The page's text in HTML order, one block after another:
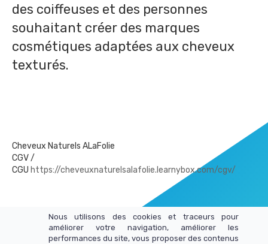
des coiffeuses et des personnes
souhaitant créer des marques
cosmétiques adaptées aux cheveux
texturés.
Cheveux Naturels ALaFolie
CGV /
CGU https://cheveuxnaturelsalafolie.learnybox.com/cgv/
Nous utilisons des cookies et traceurs pour
améliorer votre navigation, améliorer les
performances du site, vous proposer des contenus